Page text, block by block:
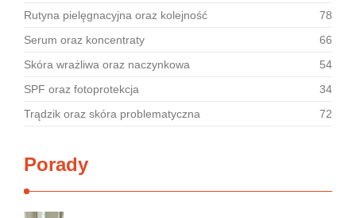
Rutyna pielęgnacyjna oraz kolejność
78
Serum oraz koncentraty
66
Skóra wrażliwa oraz naczynkowa
54
SPF oraz fotoprotekcja
34
Trądzik oraz skóra problematyczna
72
Porady